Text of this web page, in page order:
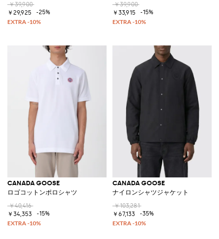
￥39,900
￥29,925
-25%
￥39,900
￥33,915
-15%
CANADA GOOSE
ロゴコットンポロシャツ
￥40,416
￥34,353
-15%
CANADA GOOSE
ナイロンシャツジャケット
￥103,281
￥67,133
-35%